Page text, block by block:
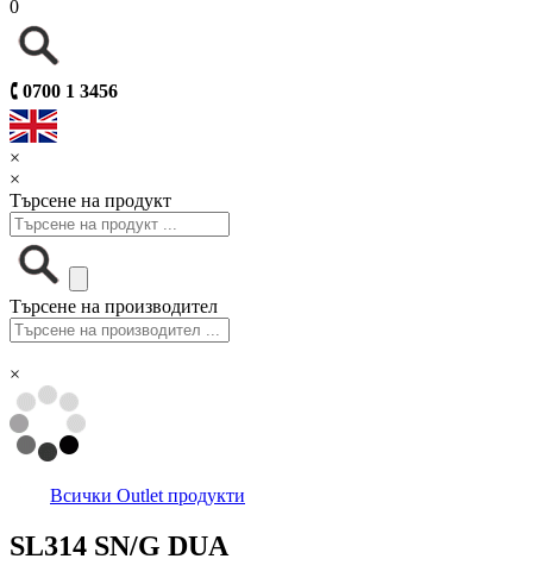
0
🕻 0700 1 3456
×
×
Търсене на продукт
Търсене на производител
×
Всички Outlet продукти
SL314 SN/G DUA